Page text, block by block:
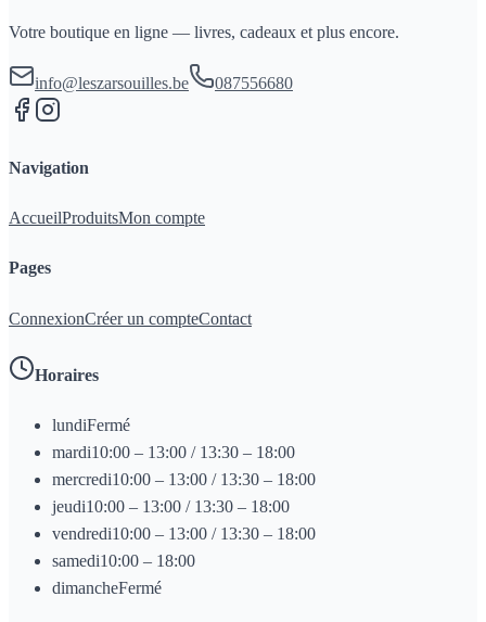
Votre boutique en ligne — livres, cadeaux et plus encore.
info@leszarsouilles.be 087556680
Navigation
AccueilProduitsMon compte
Pages
ConnexionCréer un compteContact
Horaires
lundiFermé
mardi10:00 – 13:00 / 13:30 – 18:00
mercredi10:00 – 13:00 / 13:30 – 18:00
jeudi10:00 – 13:00 / 13:30 – 18:00
vendredi10:00 – 13:00 / 13:30 – 18:00
samedi10:00 – 18:00
dimancheFermé